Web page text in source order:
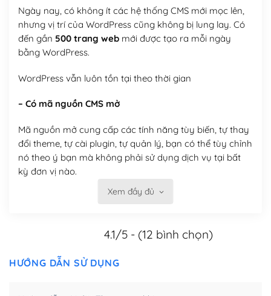
Ngày nay, có không ít các hệ thống CMS mới mọc lên,
nhưng vị trí của WordPress cũng không bị lung lay. Có
đến gần 500 trang webmới được tạo ra mỗi ngày
bằng WordPress.
WordPress vẫn luôn tồn tại theo thời gian
– Có mã nguồn CMS mở
Mã nguồn mở cung cấp các tính năng tùy biến, tự thay
đổi theme, tự cài plugin, tự quản lý, bạn có thể tùy chỉnh
nó theo ý bạn mà không phải sử dụng dịch vụ tại bất
kỳ đơn vị nào.
Việc của bạn là đăng ký một tên miền và hosting để
Có thể tùy biến trên website WordPress
– Thân thiện với công cụ tìm kiếm
Xem đầy đủ
4.1/5 - (12 bình chọn)
HƯỚNG DẪN SỬ DỤNG